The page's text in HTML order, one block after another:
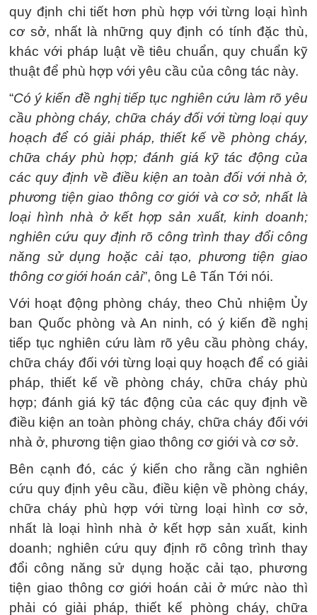
quy định chi tiết hơn phù hợp với từng loại hình
cơ sở, nhất là những quy định có tính đặc thù,
khác với pháp luật về tiêu chuẩn, quy chuẩn kỹ
thuật để phù hợp với yêu cầu của công tác này.
“Có ý kiến đề nghị tiếp tục nghiên cứu làm rõ yêu
cầu phòng cháy, chữa cháy đối với từng loại quy
hoạch để có giải pháp, thiết kế về phòng cháy,
chữa cháy phù hợp; đánh giá kỹ tác động của
các quy định về điều kiện an toàn đối với nhà ở,
phương tiện giao thông cơ giới và cơ sở, nhất là
loại hình nhà ở kết hợp sản xuất, kinh doanh;
nghiên cứu quy định rõ công trình thay đổi công
năng sử dụng hoặc cải tạo, phương tiện giao
thông cơ giới hoán cải”, ông Lê Tấn Tới nói.
Với hoạt động phòng cháy, theo Chủ nhiệm Ủy
ban Quốc phòng và An ninh, có ý kiến đề nghị
tiếp tục nghiên cứu làm rõ yêu cầu phòng cháy,
chữa cháy đối với từng loại quy hoạch để có giải
pháp, thiết kế về phòng cháy, chữa cháy phù
hợp; đánh giá kỹ tác động của các quy định về
điều kiện an toàn phòng cháy, chữa cháy đối với
nhà ở, phương tiện giao thông cơ giới và cơ sở.
Bên cạnh đó, các ý kiến cho rằng cần nghiên
cứu quy định yêu cầu, điều kiện về phòng cháy,
chữa cháy phù hợp với từng loại hình cơ sở,
nhất là loại hình nhà ở kết hợp sản xuất, kinh
doanh; nghiên cứu quy định rõ công trình thay
đổi công năng sử dụng hoặc cải tạo, phương
tiện giao thông cơ giới hoán cải ở mức nào thì
phải có giải pháp, thiết kế phòng cháy, chữa